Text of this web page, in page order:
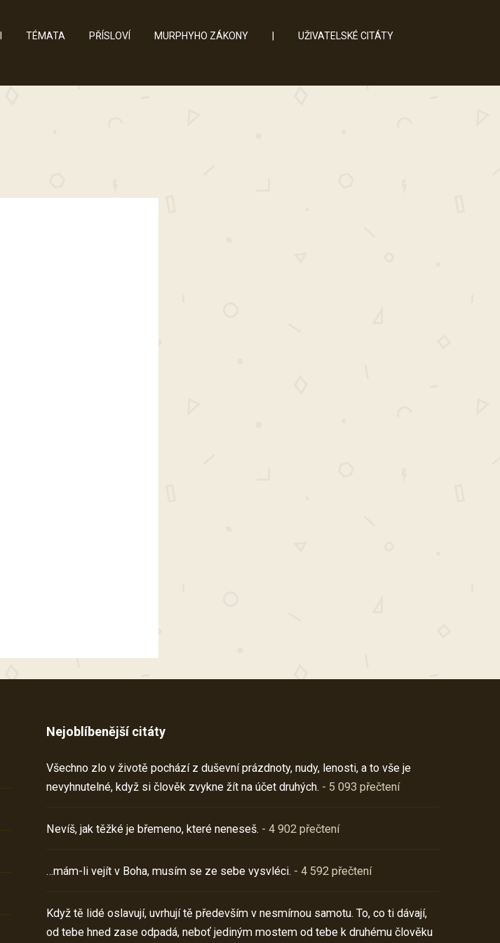
TÉMATA PŘÍSLOVÍ MURPHYHO ZÁKONY UŽIVATELSKÉ CITÁTY
Nejoblíbenější citáty
Všechno zlo v životě pochází z duševní prázdnoty, nudy, lenosti, a to vše je
nevyhnutelné, když si člověk zvykne žít na účet druhých. - 5 093 přečtení
Nevíš, jak těžké je břemeno, které neneseš. - 4 902 přečtení
…mám-li vejít v Boha, musím se ze sebe vysvléci. - 4 592 přečtení
Když tě lidé oslavují, uvrhují tě především v nesmírnou samotu. To, co ti dávají,
od tebe hned zase odpadá, neboť jediným mostem od tebe k druhému člověku